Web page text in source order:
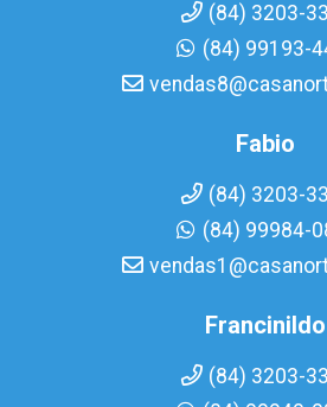
(84) 3203-
(84) 99193-
Fabio
(84) 3203-
(84) 99984-
Francinildo
(84) 3203-